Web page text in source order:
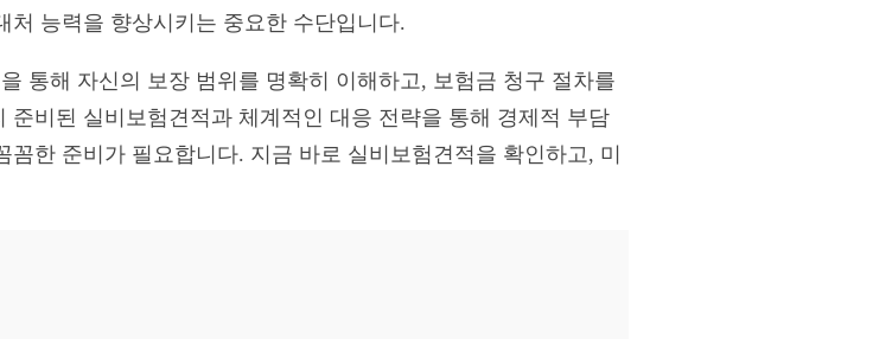
처 능력을 향상시키는 중요한 수단입니다.
통해 자신의 보장 범위를 명확히 이해하고, 보험금 청구 절차를
준비된 실비보험견적과 체계적인 대응 전략을 통해 경제적 부담
한 준비가 필요합니다. 지금 바로 실비보험견적을 확인하고, 미